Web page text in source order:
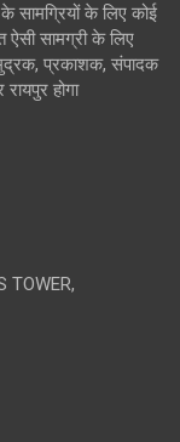
सामग्रियों के लिए कोई
ऐसी सामग्री के लिए
मुद्रक, प्रकाशक, संपादक
रायपुर होगा
TOWER,